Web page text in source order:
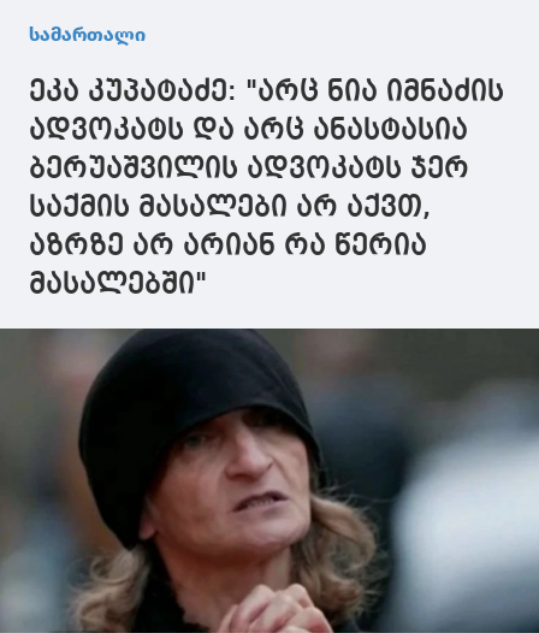
საქმეზე,
ჯგუფურად
განზრახ მძიმე
დაზიანებაში
დახმარების
ფაქტზე ერთ პირს
ბრალდება
წარუდგინა
დაზიანებაში
დახმარების
ფაქტზე
ბრალდებულ
გიორგი მალანიას
აღკვეთის
ღონისძიების
სამართალი
ეკა კუპატაძე: "არც ნია იმნაძის
ადვოკატს და არც ანასტასია
ბერუაშვილის ადვოკატს ჯერ
საქმის მასალები არ აქვთ,
აზრზე არ არიან რა წერია
მასალებში"